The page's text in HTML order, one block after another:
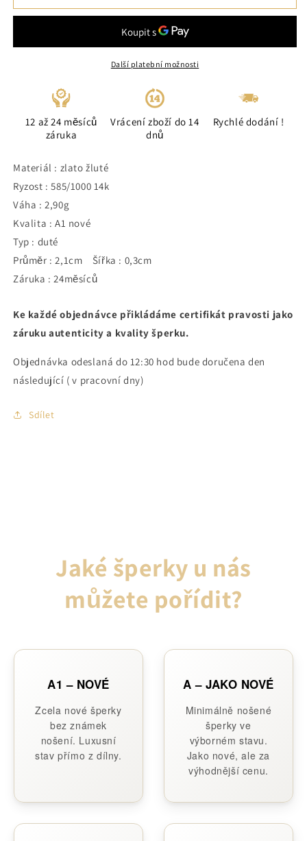
Další platební možnosti
12 až 24 měsíců
záruka
Vrácení zboží do 14
dnů
Rychlé dodání !
Materiál : zlato žluté
Ryzost : 585/1000 14k
Váha : 2,90g
Kvalita : A1 nové
Typ : duté
Průměr : 2,1cm Šířka : 0,3cm
Záruka : 24měsíců
Ke každé objednávce přikládáme certifikát pravosti jako
záruku autenticity a kvality šperku.
Objednávka odeslaná do 12:30 hod bude doručena den
následující ( v pracovní dny)
Sdílet
Jaké šperky u nás
můžete pořídit?
A1 – NOVÉ
Zcela nové šperky
bez známek
nošení. Luxusní
stav přímo z dílny.
A – JAKO NOVÉ
Minimálně nošené
šperky ve
výborném stavu.
Jako nové, ale za
výhodnější cenu.